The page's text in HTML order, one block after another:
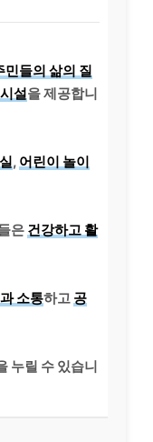
민들의 삶의 질
설을 제공합니
, 어린이 놀이
은 건강하고 활
소통하고 공
누릴 수 있습니